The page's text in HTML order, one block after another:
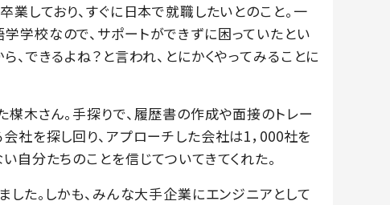
業しており、すぐに日本で就職したいとのこと。一
学校なので、サポートができずに困っていたとい
、できるよね？と言われ、とにかくやってみることに
木さん。手探りで、履歴書の作成や面接のトレー
社を探し回り、アプローチした会社は1，000社を
自分たちのことを信じてついてきてくれた。
た。しかも、みんな大手企業にエンジニアとして